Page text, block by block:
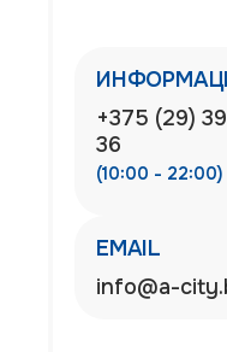
+375 (29)
36
(10:00 - 22:00)
EMAIL
info@a-